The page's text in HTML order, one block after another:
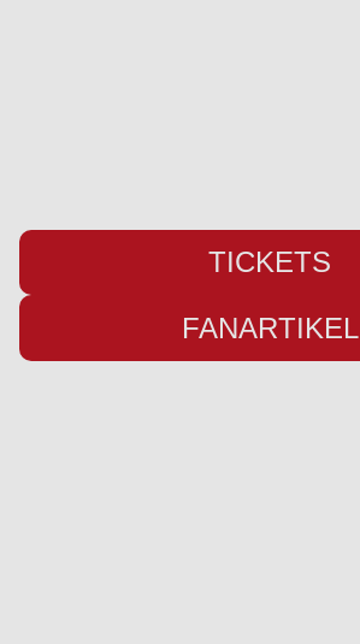
TICKETS
FANARTIKEL